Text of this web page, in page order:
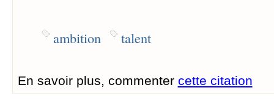
ambition talent
En savoir plus, commenter cette citation